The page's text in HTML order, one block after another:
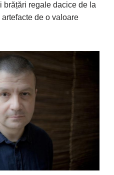
brățări regale dacice de la
de o valoare